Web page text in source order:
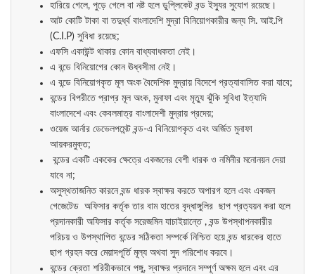
হারিয়ে গেলে, পুড়ে গেলে বা নষ্ট হলে ডুপ্লিকেট বন্ড ইস্যুর সুযোগ রয়েছে।
আট কোটি টাকা বা তদুর্ধ্ব বাংলাদেশি মুদ্রা বিনিয়োগকারীর জন্য সি. আই.পি
(C.I.P) সুবিধা রয়েছে;
এফসি একাউন্ট থাকার কোন বাধ্যবাধকতা নেই।
এ বন্ডে বিনিয়োগের কোন ঊধ্বসীমা নেই।
এ বন্ডে বিনিয়োগকৃত মূল অংক বৈদেশিক মুদ্রায় বিদেশে প্রত্যাবাসিত করা যাবে;
বন্ডের বিপরীতে প্রাপ্র মূল অংক, মুনাফা এবং মৃত্যু ঝুঁকি সুবিধা ইত্যাদি
বাংলাদেশে এবং কেবলমাত্র বাংলাদেশী মুদ্রায় প্রদেয়;
ওয়েজ আর্নার ডেভেলপমেন্ট বন্ড-এ বিনিয়োগকৃত এবং অর্জিত মুনাফা
আয়করমুক্ত;
বন্ডের একটি এককের ক্ষেত্রে একজনের বেশী ধারক ও নমিনীর মনোনয়ন দেয়া
যাবে না;
অসুস্থতাজনিত কারনে বন্ড ধারক স্বাক্ষর করতে অপারগ হলে এবং একজন
গেজেটেড অফিসার কর্তৃক তার বাম হাতের বৃদ্ধাঙ্গুলির ছাপ প্রত্যয়ন করা হলে
প্রদানকারী অফিসার কর্তৃক সরেজমিন যাচাইয়ান্তে , বন্ড উপস্থাপনকারীর
পরিচয় ও উপস্থাপিত বন্ডের সঠিকতা সম্পর্কে নিশ্চিত হয়ে বন্ড ধারকের হাতে
ছাপ গ্রহন করে মেয়াদপূর্তি মূল্য অথবা সুদ পরিশোধ করবে।
বন্ডের ক্রেতা শরিরীকভাবে পঙ্গু, স্বাক্ষর প্রদানে সম্পূর্ণ অক্ষম হলে এবং এর